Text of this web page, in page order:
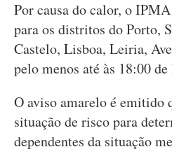
Por causa do calor, o
para os distritos do Porto,
Castelo, Lisboa, Leiria,
pelo menos até às 18:00 de
O aviso amarelo é emitido
situação de risco para
dependentes da situação